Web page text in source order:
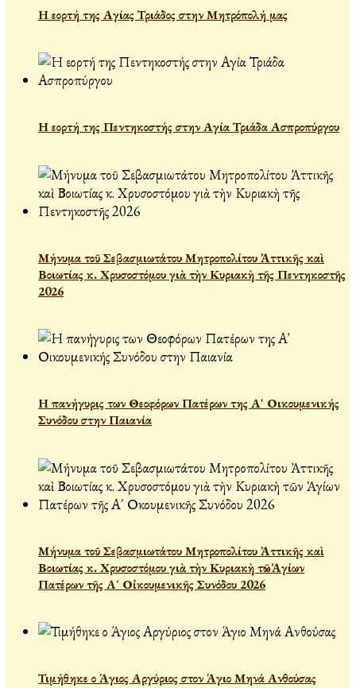
Η εορτή της Αγίας Τριάδος στην Μητρόπολή μας
Η εορτή της Πεντηκοστής στην Αγία Τριάδα Ασπροπύργου
Μήνυμα τοῦ Σεβασμιωτάτου Μητροπολίτου Ἀττικῆς καὶ
Βοιωτίας κ. Χρυσοστόμου γιὰ τὴν Κυριακὴ τῆς Πεντηκοστῆς
2026
Η πανήγυρις των Θεοφόρων Πατέρων της Α' Οικουμενικής
Συνόδου στην Παιανία
Μήνυμα τοῦ Σεβασμιωτάτου Μητροπολίτου Ἀττικῆς καὶ
Βοιωτίας κ. Χρυσοστόμου γιὰ τὴν Κυριακὴ τῶν Ἁγίων
Πατέρων τῆς Α´ Οἰκουμενικῆς Συνόδου 2026
Τιμήθηκε ο Άγιος Αργύριος στον Άγιο Μηνά Ανθούσας